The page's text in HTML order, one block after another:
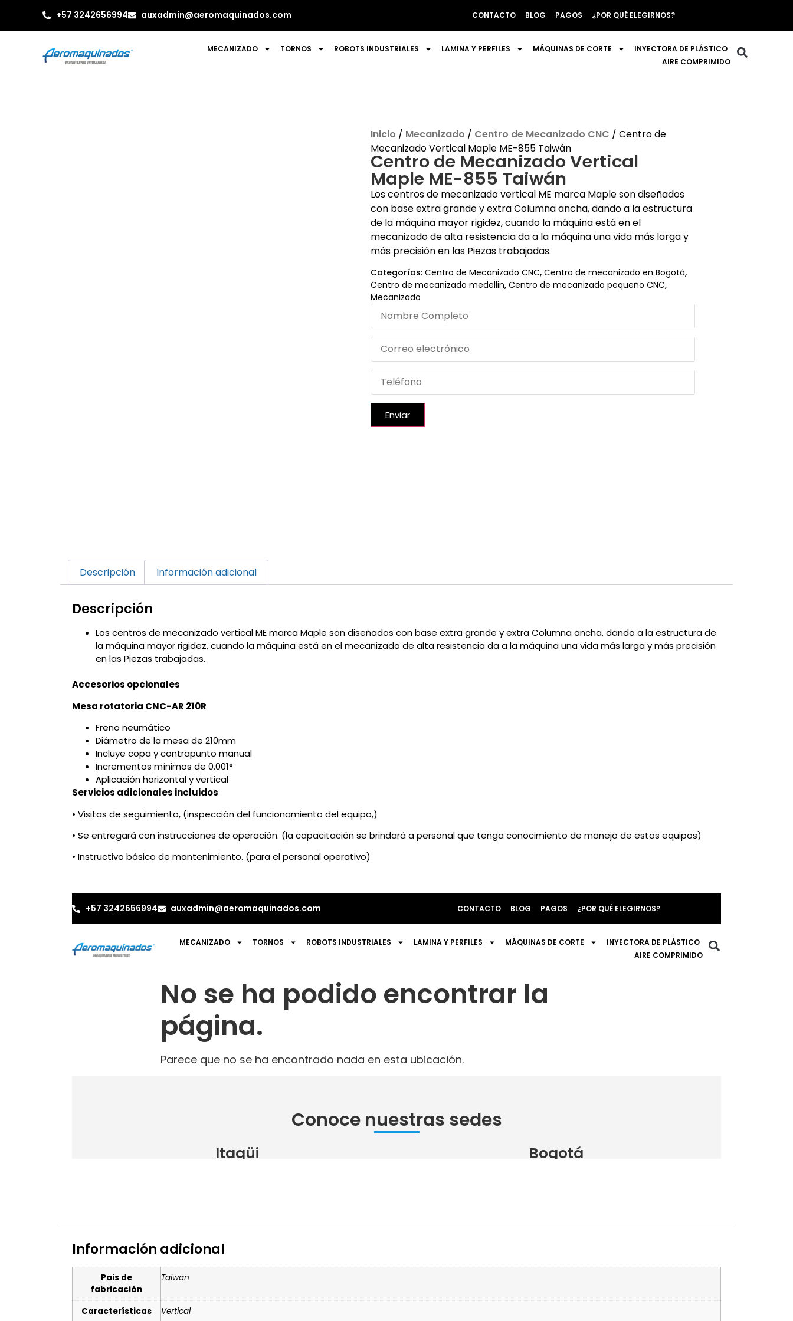
+57 3242656994 auxadmin@aeromaquinados.com CONTACTO BLOG PAGOS ¿POR QUÉ ELEGIRNOS?
MECANIZADO TORNOS ROBOTS INDUSTRIALES LAMINA Y PERFILES MÁQUINAS DE CORTE
INYECTORA DE PLÁSTICO
AIRE COMPRIMIDO
Inicio / Mecanizado / Centro de Mecanizado CNC / Centro de
Mecanizado Vertical Maple ME-855 Taiwán
Centro de Mecanizado Vertical
Maple ME-855 Taiwán
Los centros de mecanizado vertical ME marca Maple son diseñados
con base extra grande y extra Columna ancha, dando a la estructura
de la máquina mayor rigidez, cuando la máquina está en el
mecanizado de alta resistencia da a la máquina una vida más larga y
más precisión en las Piezas trabajadas.
Categorías: Centro de Mecanizado CNC, Centro de mecanizado en Bogotá,
Centro de mecanizado medellin, Centro de mecanizado pequeño CNC,
Mecanizado
Enviar
Descripción Información adicional
Descripción
Los centros de mecanizado vertical ME marca Maple son diseñados con base extra grande y extra Columna ancha, dando a la estructura de
la máquina mayor rigidez, cuando la máquina está en el mecanizado de alta resistencia da a la máquina una vida más larga y más precisión
en las Piezas trabajadas.
Accesorios opcionales
Mesa rotatoria CNC-AR 210R
Freno neumático
Diámetro de la mesa de 210mm
Incluye copa y contrapunto manual
Incrementos mínimos de 0.001°
Aplicación horizontal y vertical
Servicios adicionales incluidos
• Visitas de seguimiento, (inspección del funcionamiento del equipo,)
• Se entregará con instrucciones de operación. (la capacitación se brindará a personal que tenga conocimiento de manejo de estos equipos)
• Instructivo básico de mantenimiento. (para el personal operativo)
Información adicional
Pais de
fabricación
Taiwan
Características Vertical